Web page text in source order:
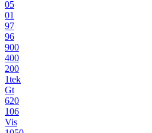
05
01
97
96
900
400
200
1tek
Gt
620
106
Vis